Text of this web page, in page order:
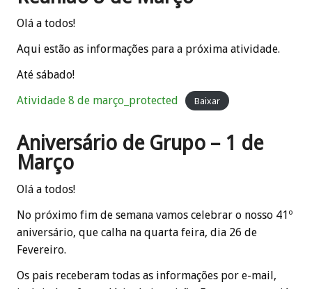
Olá a todos!
Aqui estão as informações para a próxima atividade.
Até sábado!
Atividade 8 de março_protected
Baixar
Aniversário de Grupo – 1 de
Março
Olá a todos!
No próximo fim de semana vamos celebrar o nosso 41º
aniversário, que calha na quarta feira, dia 26 de
Fevereiro.
Os pais receberam todas as informações por e-mail,